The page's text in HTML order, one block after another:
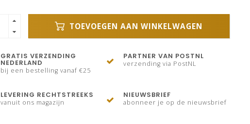
TOEVOEGEN AAN WINKELWAGEN
GRATIS VERZENDING
NEDERLAND
bij een bestelling vanaf €25
PARTNER VAN POSTNL
verzending via PostNL
LEVERING RECHTSTREEKS
vanuit ons magazijn
NIEUWSBRIEF
abonneer je op de nieuwsbrief